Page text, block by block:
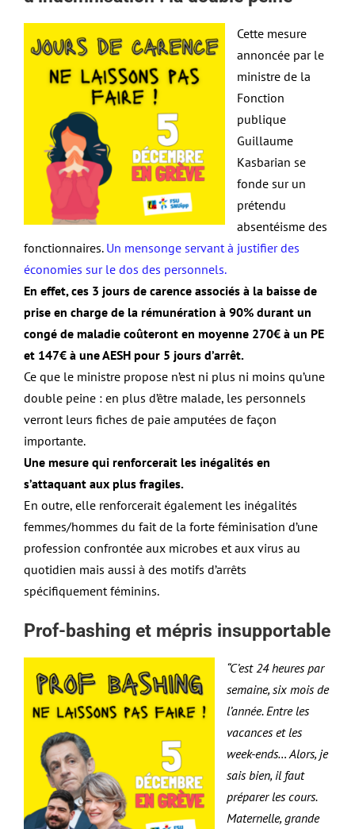
Cette mesure
annoncée par le
ministre de la
Fonction
publique
Guillaume
Kasbarian se
fonde sur un
prétendu
absentéisme des
fonctionnaires. Un mensonge servant à justifier des
économies sur le dos des personnels.
En effet, ces 3 jours de carence associés à la baisse de
prise en charge de la rémunération à 90% durant un
congé de maladie coûteront en moyenne 270€ à un PE
et 147€ à une AESH pour 5 jours d’arrêt.
Ce que le ministre propose n’est ni plus ni moins qu’une
double peine : en plus d’être malade, les personnels
verront leurs fiches de paie amputées de façon
importante.
Une mesure qui renforcerait les inégalités en
s’attaquant aux plus fragiles.
En outre, elle renforcerait également les inégalités
femmes/hommes du fait de la forte féminisation d’une
profession confrontée aux microbes et aux virus au
quotidien mais aussi à des motifs d’arrêts
spécifiquement féminins.
Prof-bashing et mépris insupportable
“C’est 24 heures par
semaine, six mois de
l’année. Entre les
vacances et les
week-ends… Alors, je
sais bien, il faut
préparer les cours.
Maternelle, grande